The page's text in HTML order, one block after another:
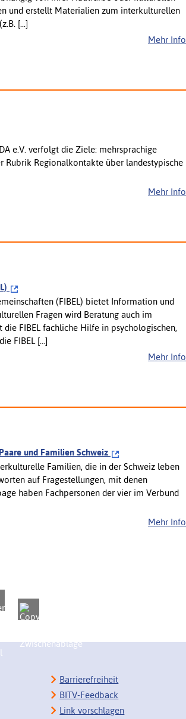
und erstellt Materialien zum interkulturellen
[...]
Mehr Info
e.V. verfolgt die Ziele: mehrsprachige
Rubrik Regionalkontakte über landestypische
Mehr Info
(FIBEL) bietet Information und
Fragen wird Beratung auch im
FIBEL fachliche Hilfe in psychologischen,
FIBEL [...]
Mehr Info
und Familien Schweiz
Familien, die in der Schweiz leben
auf Fragestellungen, mit denen
haben Fachpersonen der vier im Verbund
Mehr Info
Barrierefreiheit
BITV-Feedback
Link vorschlagen